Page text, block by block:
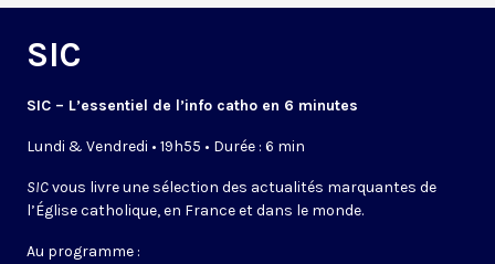
SIC
SIC – L’essentiel de l’info catho en 6 minutes
Lundi & Vendredi • 19h55 • Durée : 6 min
SICvous livre une sélection des actualités marquantes de
l’Église catholique, en France et dans le monde.
Au programme :